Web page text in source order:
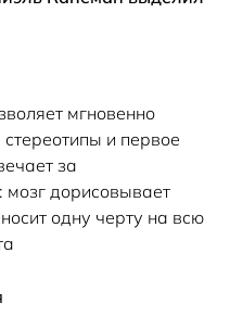
мгновенно
и первое
за
мозг дорисовывает
одну черту на всю